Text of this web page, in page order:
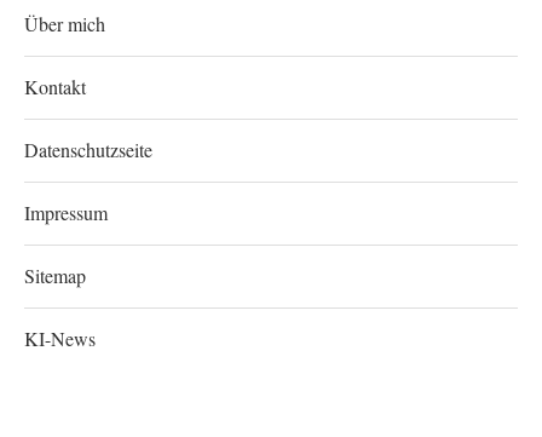
Über mich
Kontakt
Datenschutzseite
Impressum
Sitemap
KI-News